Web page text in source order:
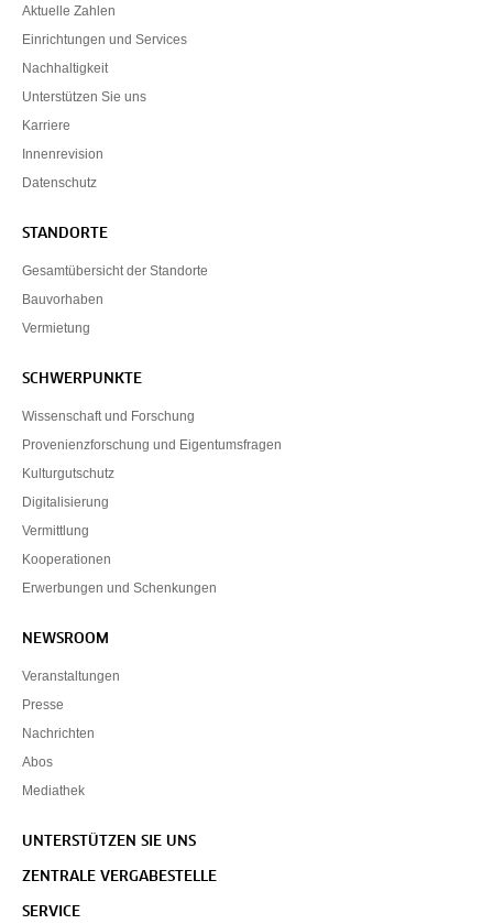
Aktuelle Zahlen
Einrichtungen und Services
Nachhaltigkeit
Unterstützen Sie uns
Karriere
Innenrevision
Datenschutz
STANDORTE
Gesamtübersicht der Standorte
Bauvorhaben
Vermietung
SCHWERPUNKTE
Wissenschaft und Forschung
Provenienzforschung und Eigentumsfragen
Kulturgutschutz
Digitalisierung
Vermittlung
Kooperationen
Erwerbungen und Schenkungen
NEWSROOM
Veranstaltungen
Presse
Nachrichten
Abos
Mediathek
UNTERSTÜTZEN SIE UNS
ZENTRALE VERGABESTELLE
SERVICE